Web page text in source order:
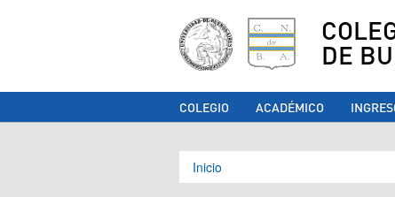
DE
COLEGIO ACADÉMICO
Se encuentra
Inicio